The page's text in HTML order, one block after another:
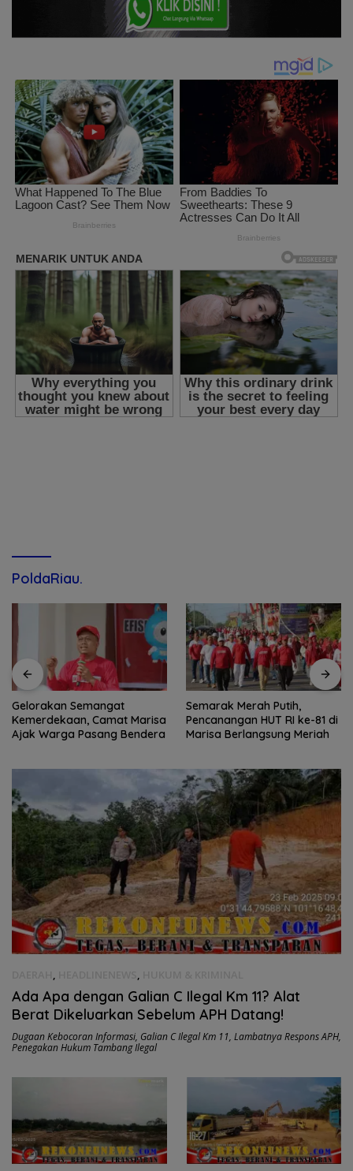
PoldaRiau.
Semarak Merah Putih,
Pencanangan HUT RI ke-81 di
Marisa Berlangsung Meriah
Komunitas Pecinta Ayam
Hutan Gorontalo Ramaikan
Lomba Kokok dan Kekek di
, ,
Ada Apa dengan Galian C Ilegal Km 11? Alat
Berat Dikeluarkan Sebelum APH Datang!
Dugaan Kebocoran Informasi, Galian C Ilegal Km 11, Lambatnya Respons APH,
Penegakan Hukum Tambang Ilegal